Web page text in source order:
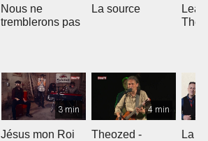
Nous ne
tremblerons pas
La source
The
3 min
Jésus mon Roi
4 min
Theozed -
La